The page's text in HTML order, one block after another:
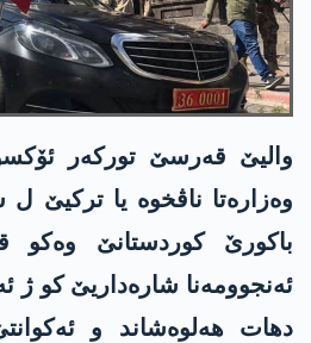
والیێ قەرسێ تورکەر
وەزارەتا ناڤخوە یا ترکیێ ل
باکورێ کوردستانێ وەکو
دهات هەلوەشاند و